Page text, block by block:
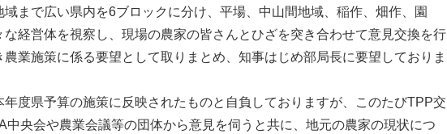
まで広い県内を6ブロックに分け、平場、中山間地域、稲作、畑作、園
経営体を視察し、現場の農家の皆さんとひざを突き合わせて意見交換を行
業施策に係る要望として取りまとめ、知事はじめ部局長に要望しておりま
度県予算の施策に反映されたものと自負しておりますが、このたびTPP交
中央会や農業会議等の団体から意見を伺うと共に、地元の農家の現状につ